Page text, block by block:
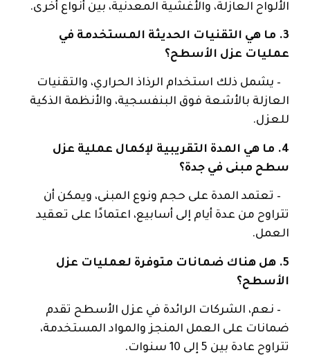
الألواح العازلة، والأغشية المعدنية، بين أنواع أخرى.
3. ما هي التقنيات الحديثة المستخدمة في
عمليات عزل الأسطح؟
– يشمل ذلك استخدام الرذاذ الحراري، والتقنيات
العازلة بالأشعة فوق البنفسجية، والأنظمة الذكية
للعزل.
4. ما هي المدة التقريبية لإكمال عملية عزل
سطح مبنى في جدة؟
– تعتمد المدة على حجم ونوع المبنى، ويمكن أن
تتراوح من عدة أيام إلى أسابيع، اعتمادًا على تعقيد
العمل.
5. هل هناك ضمانات متوفرة لعمليات عزل
الأسطح؟
– نعم، الشركات الرائدة في عزل الأسطح تقدم
ضمانات على العمل المنجز والمواد المستخدمة،
تتراوح عادة بين 5 إلى 10 سنوات.